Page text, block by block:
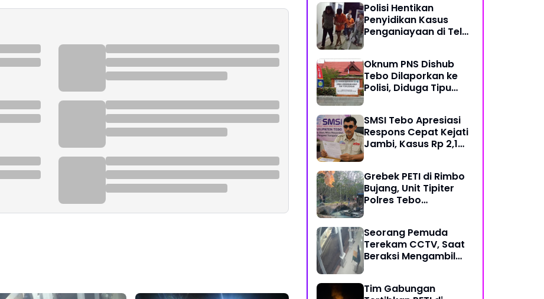
Polisi Hentikan
Penyidikan Kasus
Penganiayaan di Teluk
Restoratif
Oknum PNS Dishub
Tebo Dilaporkan ke
Polisi, Diduga Tipu
Kerja
SMSI Tebo Apresiasi
Respons Cepat Kejati
Jambi, Kasus Rp 2,1
Grebek PETI di Rimbo
Bujang, Unit Tipiter
Polres Tebo
Cara Dibakar
Seorang Pemuda
Terekam CCTV, Saat
Beraksi Mengambil
Tim Gabungan